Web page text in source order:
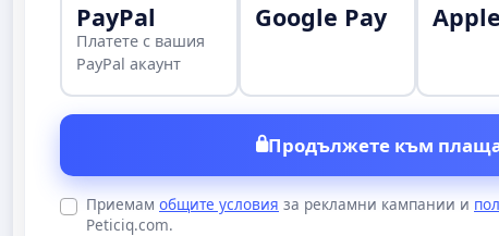
PayPal
Платете с вашия
PayPal акаунт
Google Pay
Продължете към
Приемам общите условия за рекламни кампании и
Peticiq.com.